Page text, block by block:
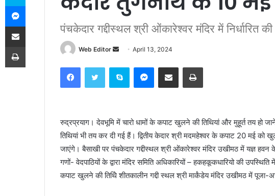
पंचकेदार गद्दीस्थल श्री ओंकारेश्वर मंदिर में निर्धारित की
Web Editor
n
d
e
m
a
i
l
April 13, 2024
रुद्रप्रयाग। देवभूमि में चारो धामों के कपाट खुलने की तिथियां और मुहूर्त तय हो
तिथियां भी तय कर दी गई हैं। द्वितीय केदार श्री मदमहेश्वर के कपाट 20 मई
जाएंगे। बैसाखी पर पंचकेदार गद्दीस्थल श्री ओंकारेश्वर मंदिर उखीमठ में यज्ञ हवन
गणों- वेदपाठियों के द्वारा मंदिर समिति अधिकारियों – हकहकूकधारियो की
कपाट खुलने की तिथिे शीतकालीन गद्दी स्थल श्री मार्कंडेय मंदिर उखीमठ में पूजा-
Messenger